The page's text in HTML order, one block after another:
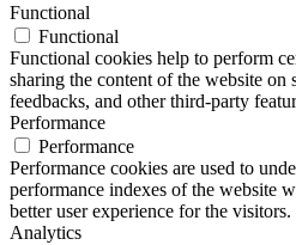
Functional
Functional
Functional cookies help to perform
sharing the content of the website
feedbacks, and other third-party
Performance
Performance
Performance cookies are used to
performance indexes of the website
better user experience for the visitors.
Analytics